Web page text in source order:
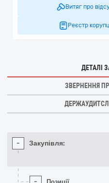
Витяг про
Реєстр
ДЕТАЛІ
ЗВЕРНЕННЯ
- Закупівля: